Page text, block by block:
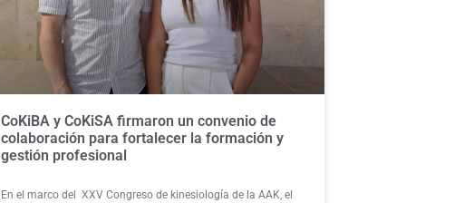
CoKiBA y CoKiSA firmaron un convenio de
colaboración para fortalecer la formación y
gestión profesional
En el marco del XXV Congreso de kinesiología de la AAK, el